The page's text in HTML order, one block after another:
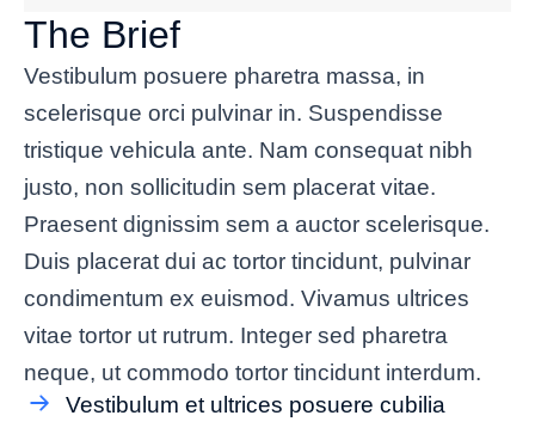
The Brief
Vestibulum posuere pharetra massa, in
scelerisque orci pulvinar in. Suspendisse
tristique vehicula ante. Nam consequat nibh
justo, non sollicitudin sem placerat vitae.
Praesent dignissim sem a auctor scelerisque.
Duis placerat dui ac tortor tincidunt, pulvinar
condimentum ex euismod. Vivamus ultrices
vitae tortor ut rutrum. Integer sed pharetra
neque, ut commodo tortor tincidunt interdum.
Vestibulum et ultrices posuere cubilia